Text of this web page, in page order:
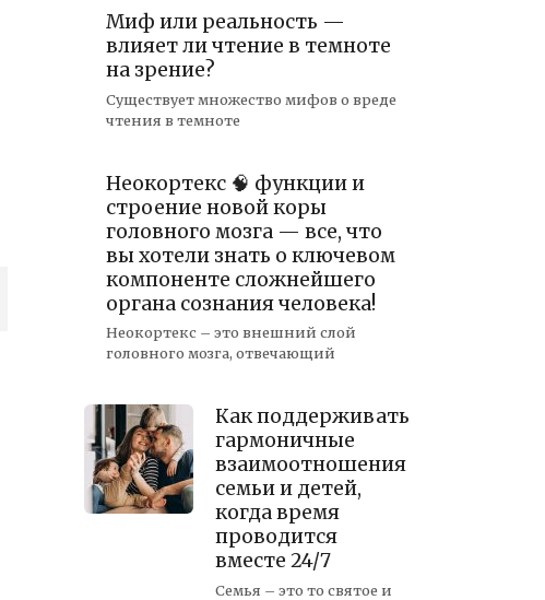
Миф или реальность —
влияет ли чтение в темноте
на зрение?
Существует множество мифов о вреде
чтения в темноте
Неокортекс 🧠 функции и
строение новой коры
головного мозга — все, что
вы хотели знать о ключевом
компоненте сложнейшего
органа сознания человека!
Неокортекс – это внешний слой
головного мозга, отвечающий
Как поддерживать
гармоничные
взаимоотношения
семьи и детей,
когда время
проводится
вместе 24/7
Семья – это то святое и